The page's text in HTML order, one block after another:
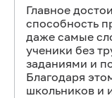
Главное
способность
даже самые
ученики без
заданиями и
Благодаря
школьников и